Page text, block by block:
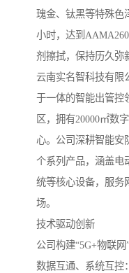
瑰金、钛黑等特殊色
小时，达到
剂擦拭，保持历久弥
云南实名智科技有限
于一体的智能出管控
区，拥有20000㎡数
心。公司深耕智能安
个系列产品，涵盖电
统等核心设备，服务
场。
‌技术驱动创新‌
公司构建“5G+物联
数据互通、系统互控：